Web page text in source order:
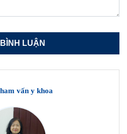
vấn y khoa